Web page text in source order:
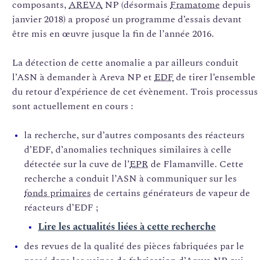
composants, AREVA NP (désormais Framatome depuis
janvier 2018) a proposé un programme d’essais devant
être mis en œuvre jusque la fin de l’année 2016.
La détection de cette anomalie a par ailleurs conduit
l’ASN à demander à Areva NP et EDFde tirer l’ensemble
du retour d’expérience de cet évènement. Trois processus
sont actuellement en cours :
la recherche, sur d’autres composants des réacteurs
d’EDF, d’anomalies techniques similaires à celle
détectée sur la cuve de l’EPRde Flamanville. Cette
recherche a conduit l’ASN à communiquer sur les
fonds primaires de certains générateurs de vapeur de
réacteurs d’EDF ;
Lire les actualités liées à cette recherche
des revues de la qualité des pièces fabriquées par le